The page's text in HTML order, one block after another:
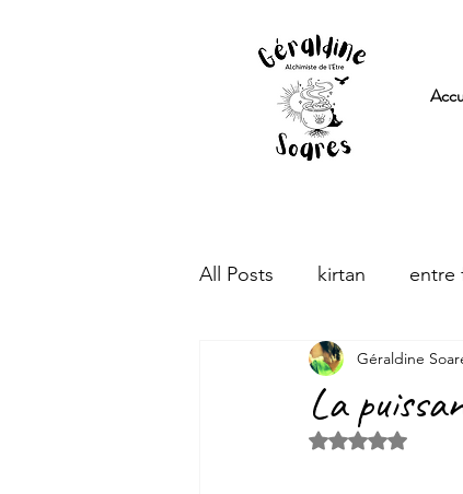
All Posts kirtan entre
La
Géraldine
Rated NaN out